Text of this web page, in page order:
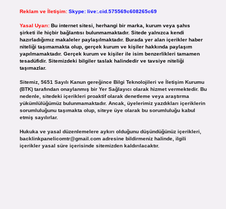
Reklam ve İletişim: Skype: live:.cid.575569c608265c69
Yasal Uyarı: Bu internet sitesi, herhangi bir marka, kurum veya şahıs
şirketi ile hiçbir bağlantısı bulunmamaktadır. Sitede yalnızca kendi
hazırladığımız makaleler paylaşılmaktadır. Burada yer alan içerikler haber
niteliği taşımamakta olup, gerçek kurum ve kişiler hakkında paylaşım
yapılmamaktadır. Gerçek kurum ve kişiler ile isim benzerlikleri tamamen
tesadüfidir. Sitemizdeki bilgiler taslak halindedir ve tavsiye niteliği
taşımazlar.
Sitemiz, 5651 Sayılı Kanun gereğince Bilgi Teknolojileri ve İletişim Kurumu
(BTK) tarafından onaylanmış bir Yer Sağlayıcı olarak hizmet vermektedir. Bu
nedenle, sitedeki içerikleri proaktif olarak denetleme veya araştırma
yükümlülüğümüz bulunmamaktadır. Ancak, üyelerimiz yazdıkları içeriklerin
sorumluluğunu taşımakta olup, siteye üye olarak bu sorumluluğu kabul
etmiş sayılırlar.
Hukuka ve yasal düzenlemelere aykırı olduğunu düşündüğünüz içerikleri,
backlinkpanelicomtr@gmail.comadresine bildirmeniz halinde, ilgili
içerikler yasal süre içerisinde sitemizden kaldırılacaktır.